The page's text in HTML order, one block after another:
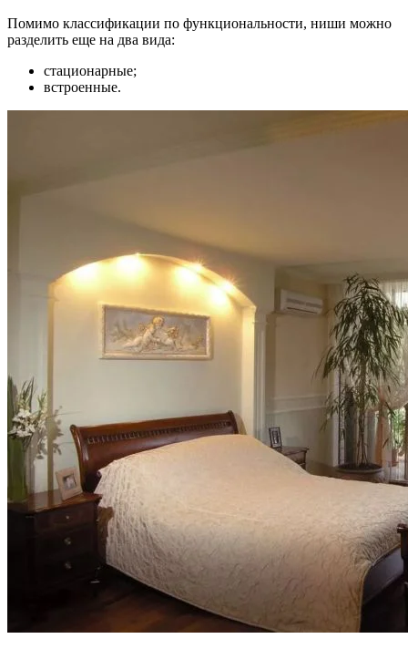
Помимо классификации по функциональности, ниши можно
разделить еще на два вида:
стационарные;
встроенные.